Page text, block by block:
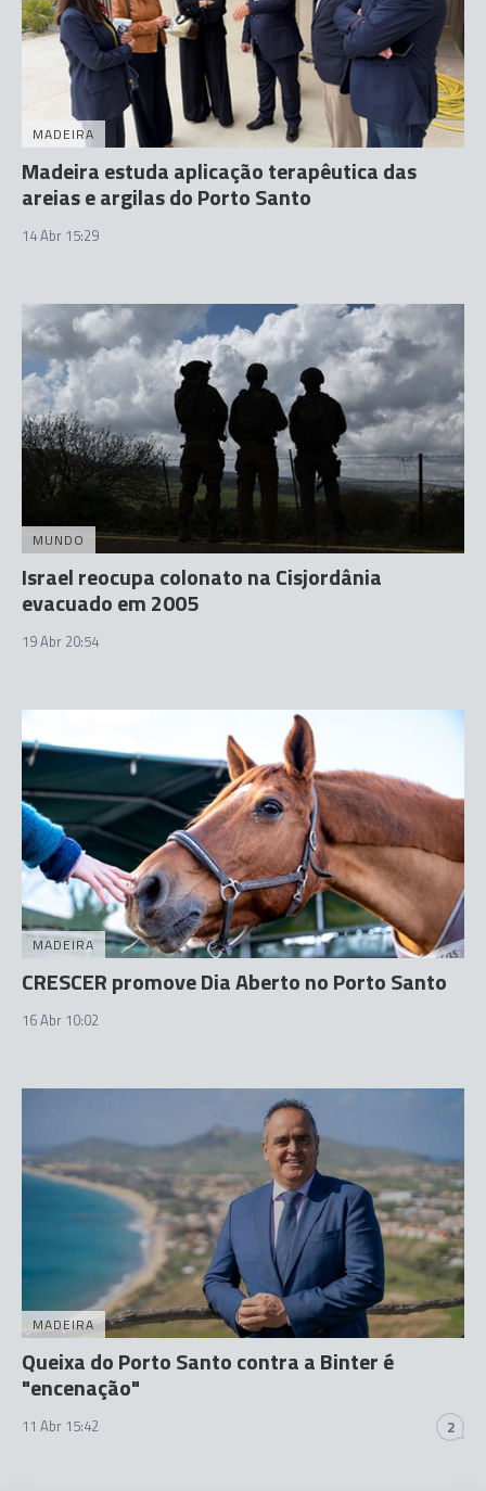
MADEIRA
Madeira estuda aplicação terapêutica das
areias e argilas do Porto Santo
14 Abr 15:29
MUNDO
Israel reocupa colonato na Cisjordânia
evacuado em 2005
19 Abr 20:54
MADEIRA
CRESCER promove Dia Aberto no Porto Santo
16 Abr 10:02
MADEIRA
Queixa do Porto Santo contra a Binter é
"encenação"
11 Abr 15:42 2